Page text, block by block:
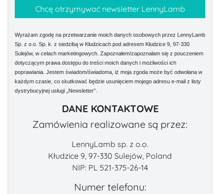
Wyrażam zgodę na przetwarzanie moich danych osobowych przez LennyLamb
Sp. z o.o. Sp. k. z siedzibą w Kłudzicach pod adresem Kłudzice 9, 97-330
Sulejów, w celach marketingowych. Zapoznałem/zapoznałam się z pouczeniem
dotyczącym prawa dostępu do treści moich danych i możliwości ich
poprawiania. Jestem świadom/świadoma, iż moja zgoda może być odwołana w
każdym czasie, co skutkować będzie usunięciem mojego adresu e-mail z listy
dystrybucyjnej usługi „Newsletter”.
DANE KONTAKTOWE
Zamówienia realizowane są przez:
LennyLamb sp. z o.o.
Kłudzice 9, 97-330 Sulejów, Poland
NIP: PL 521-375-26-14
Numer telefonu: